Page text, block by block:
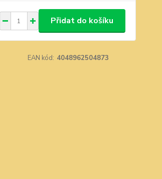
Přidat do košíku
EAN kód: 4048962504873